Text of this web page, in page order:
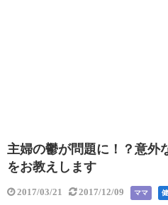
主婦の鬱が問題に！？意外
をお教えします
2017/03/21 2017/12/09 ママ